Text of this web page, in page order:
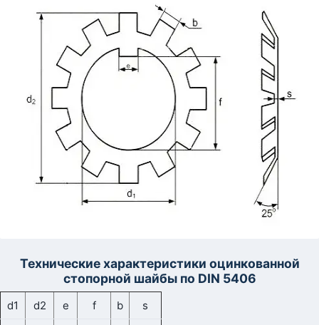
Технические характеристики оцинкованной
стопорной шайбы по DIN 5406
d1 d2 e f b
s